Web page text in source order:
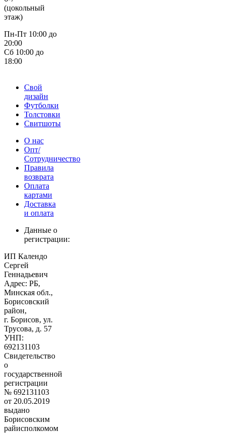
(цокольный
этаж)
Пн-Пт 10:00 до
20:00
Сб 10:00 до
18:00
Свой
дизайн
Футболки
Толстовки
Свитшоты
О нас
Опт/
Сотрудничество
Правила
возврата
Оплата
картами
Доставка
и оплата
Данные о
регистрации:
ИП Календо
Сергей
Геннадьевич
Адрес: РБ,
Минская обл.,
Борисовский
район,
г. Борисов, ул.
Трусова, д. 57
УНП:
692131103
Свидетельство
о
государственной
регистрации
№ 692131103
от 20.05.2019
выдано
Борисовским
райисполкомом